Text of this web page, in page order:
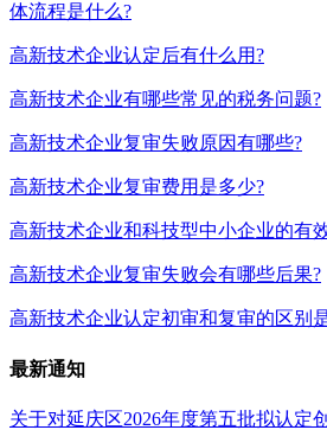
体流程是什么?
高新技术企业认定后有什么用?
高新技术企业有哪些常见的税务问题?
高新技术企业复审失败原因有哪些?
高新技术企业复审费用是多少?
高新技术企业和科技型中小企业的有
高新技术企业复审失败会有哪些后果?
高新技术企业认定初审和复审的区别
最新通知
关于对延庆区2026年度第五批拟认定